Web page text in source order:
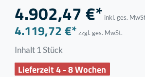
4.902,47 €* inkl. ges.
4.119,72 €* zzgl. ges. MwSt.
Inhalt 1Stück
Lieferzeit 4 - 8 Wochen